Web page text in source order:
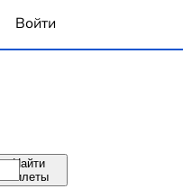
Войти
Найти
билеты